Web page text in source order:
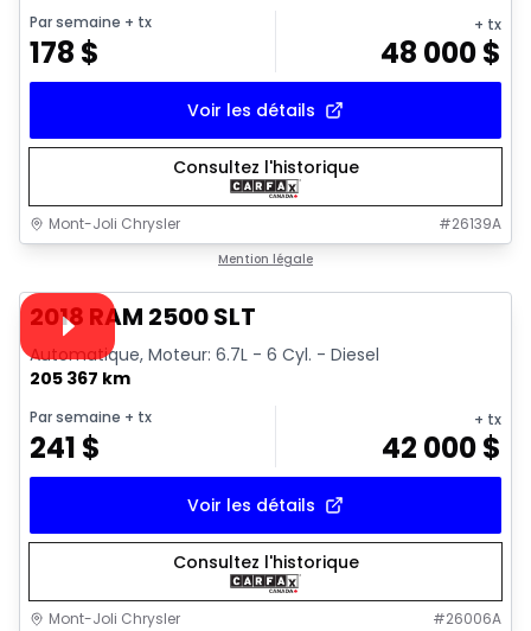
Par semaine + tx
178 $
+ tx
48 000$
Voir les détails
Consultez l'historique
Mont-Joli Chrysler #26139A
Mention légale
Vidéo disponible
2018 RAM 2500 SLT
Automatique, Moteur: 6.7L - 6 Cyl. - Diesel
205 367 km
Par semaine + tx
241 $
+ tx
42 000$
Voir les détails
Consultez l'historique
Mont-Joli Chrysler #26006A